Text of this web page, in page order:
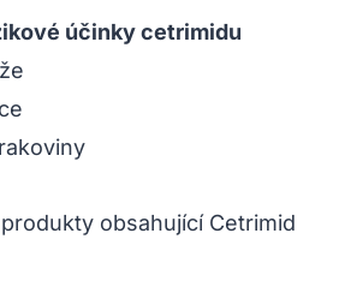
účinky cetrimidu